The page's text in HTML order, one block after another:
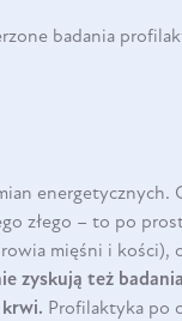
badania
energetycznych.
złego – to po
mięśni i kości),
zyskują też
Profilaktyka po